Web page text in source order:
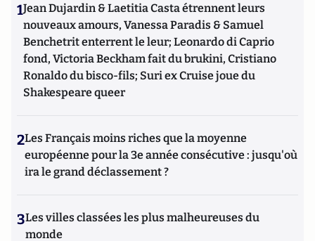
1Jean Dujardin & Laetitia Casta étrennent leurs
nouveaux amours, Vanessa Paradis & Samuel
Benchetrit enterrent le leur; Leonardo di Caprio
fond, Victoria Beckham fait du brukini, Cristiano
Ronaldo du bisco-fils; Suri ex Cruise joue du
Shakespeare queer
2Les Français moins riches que la moyenne
européenne pour la 3e année consécutive : jusqu'où
ira le grand déclassement ?
3Les villes classées les plus malheureuses du
monde